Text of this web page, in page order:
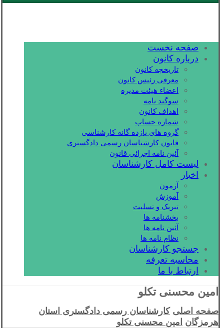
صفحه نخست
درباره کانون
تاریخچه کانون
معرفی رئیس کانون
اعضاء هیئت مدیره
سوگند نامه
اهداف کانون
شماره حساب
گروه های یازده گانه کارشناسی
قانون کارشناسان رسمی دادگستری
آئین نامه اجرائی قانون
لیست کامل کارشناسان
اخبار
آزمون
آموزش
تبریک و تسلیت
بخشنامه ها
آئین نامه ها
نظام نامه ها
جستجو کارشناسان
محاسبه تعرفه
ارتباط با ما
امین محسنی تکلو
صفحه اصلی کارشناسان رسمی دادگستری استان
هرمزگان امین محسنی تکلو